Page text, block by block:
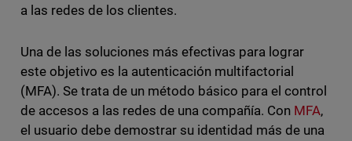
a las redes de los clientes.
Una de las soluciones más efectivas para lograr
este objetivo es la autenticación multifactorial
(MFA). Se trata de un método básico para el control
de accesos a las redes de una compañía. Con MFA,
el usuario debe demostrar su identidad más de una